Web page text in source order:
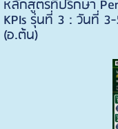
หลักสูตรที่ปรึกษา
KPIs รุ่นที่ 3 : วันที่
(อ.ต้น)